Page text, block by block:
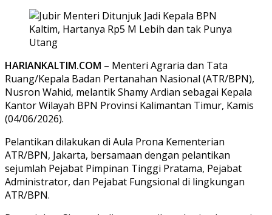
HARIANKALTIM.COM – Menteri Agraria dan Tata
Ruang/Kepala Badan Pertanahan Nasional (ATR/BPN),
Nusron Wahid, melantik Shamy Ardian sebagai Kepala
Kantor Wilayah BPN Provinsi Kalimantan Timur, Kamis
(04/06/2026).
Pelantikan dilakukan di Aula Prona Kementerian
ATR/BPN, Jakarta, bersamaan dengan pelantikan
sejumlah Pejabat Pimpinan Tinggi Pratama, Pejabat
Administrator, dan Pejabat Fungsional di lingkungan
ATR/BPN.